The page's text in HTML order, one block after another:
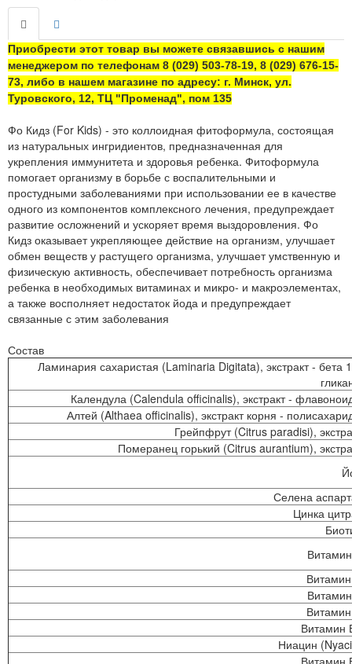
Приобрести этот товар вы можете связавшись с нашим
менеджером по телефонам 8 (029) 503-78-19, 8 (029) 676-15-
73, либо в нашем магазине по адресу: г. Минск, ул.
Туровского, 12, ТЦ "Променад", пом 135
Фо Кидз (For Kids) - это коллоидная фитоформула, состоящая
из натуральных ингридиентов, предназначенная для
укрепления иммунитета и здоровья ребенка. Фитоформула
помогает организму в борьбе с воспалительными и
простудными заболеваниями при использовании ее в качестве
одного из компонентов комплексного лечения, предупреждает
развитие осложнений и ускоряет время выздоровления. Фо
Кидз оказывает укрепляющее действие на организм, улучшает
обмен веществ у растущего организма, улучшает умственную и
физическую активность, обеспечивает потребность организма
ребенка в необходимых витаминах и микро- и макроэлементах,
а также восполняет недостаток йода и предупреждает
связанные с этим заболевания
Состав
Ламинария сахаристая (Laminaria Digitata), экстракт - бета
Календула (Calendula officinalis), экстракт -
Алтей (Althaea officinalis), экстракт корня -
Грейпфрут (Citrus paradisi),
Померанец горький (Citrus aurantium),
Селена
Цинка
Витамин
Ниацин
Витамин